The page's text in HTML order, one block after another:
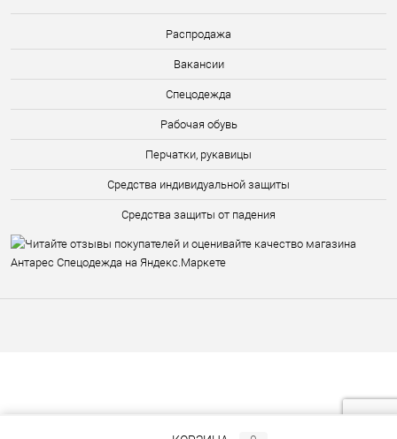
Распродажа
Вакансии
Спецодежда
Рабочая обувь
Перчатки, рукавицы
Средства индивидуальной защиты
Средства защиты от падения